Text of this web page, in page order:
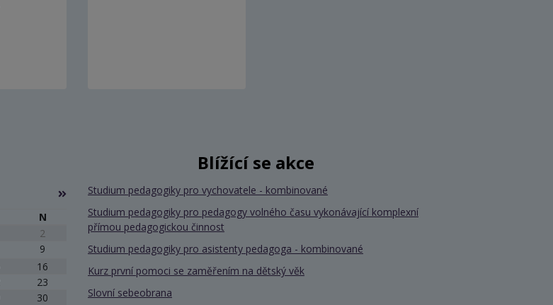
N
2
9
16
23
30
Blížící se akce
Studium pedagogiky pro vychovatele - kombinované
Studium pedagogiky pro pedagogy volného času vykonávající komplexní
přímou pedagogickou činnost
Studium pedagogiky pro asistenty pedagoga - kombinované
Kurz první pomoci se zaměřením na dětský věk
Slovní sebeobrana